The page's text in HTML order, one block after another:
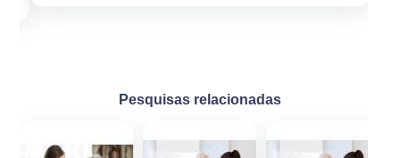
Pesquisas relacionadas